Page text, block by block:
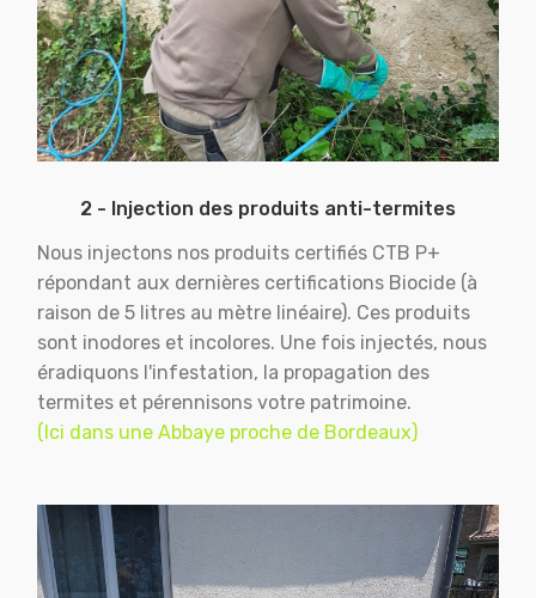
2 - Injection des produits anti-termites
Nous injectons nos produits certifiés CTB P+
répondant aux dernières certifications Biocide (à
raison de 5 litres au mètre linéaire). Ces produits
sont inodores et incolores. Une fois injectés, nous
éradiquons l'infestation, la propagation des
termites et pérennisons votre patrimoine.
(Ici dans une Abbaye proche de Bordeaux)